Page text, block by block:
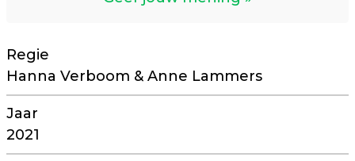
Regie
Hanna Verboom & Anne Lammers
Jaar
2021